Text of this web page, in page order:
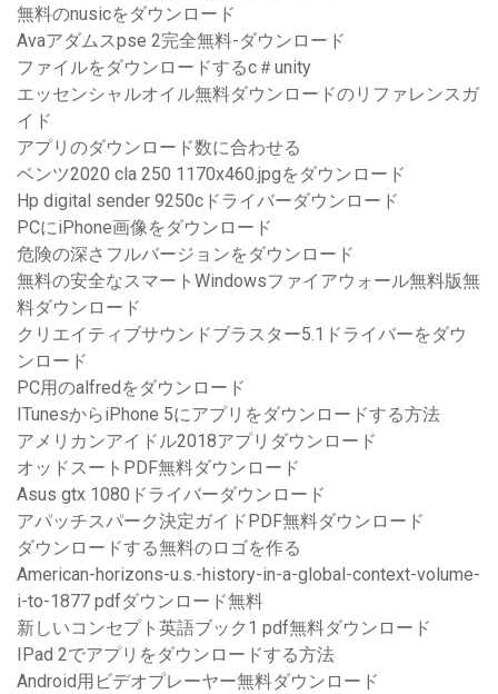
無料のnusicをダウンロード
Avaアダムスpse 2完全無料-ダウンロード
ファイルをダウンロードするc＃unity
エッセンシャルオイル無料ダウンロードのリファレンスガ
イド
アプリのダウンロード数に合わせる
ベンツ2020 cla 250 1170x460.jpgをダウンロード
Hp digital sender 9250cドライバーダウンロード
PCにiPhone画像をダウンロード
危険の深さフルバージョンをダウンロード
無料の安全なスマートWindowsファイアウォール無料版無
料ダウンロード
クリエイティブサウンドブラスター5.1ドライバーをダウ
ンロード
PC用のalfredをダウンロード
ITunesからiPhone 5にアプリをダウンロードする方法
アメリカンアイドル2018アプリダウンロード
オッドスートPDF無料ダウンロード
Asus gtx 1080ドライバーダウンロード
アパッチスパーク決定ガイドPDF無料ダウンロード
ダウンロードする無料のロゴを作る
American-horizo​​ns-u.s.-history-in-a-global-context-volume-
i-to-1877 pdfダウンロード無料
新しいコンセプト英語ブック1 pdf無料ダウンロード
IPad 2でアプリをダウンロードする方法
Android用ビデオプレーヤー無料ダウンロード